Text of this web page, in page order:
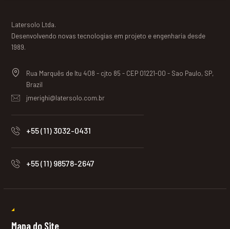
Latersolo Ltda.
Desenvolvendo novas tecnologias em projeto e engenharia desde
1989.
Rua Marquês de Itu 408 - cjto 85 - CEP 01221-00 - Sao Paulo, SP,
Brazil
jmerighi@latersolo.com.br
+55 (11) 3032-0431
+55 (11) 98578-2647
Mapa do Site